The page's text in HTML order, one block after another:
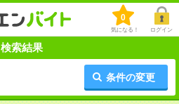
0
気になる！ ログイン
検索結果
条件の変更